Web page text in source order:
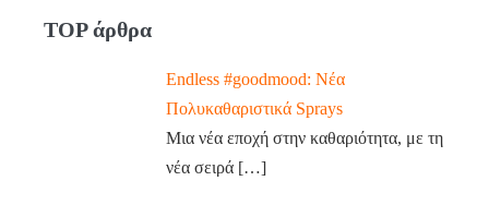
TOP άρθρα
Endless #goodmood: Νέα
Πολυκαθαριστικά Sprays
Μια νέα εποχή στην καθαριότητα, με τη
νέα σειρά […]